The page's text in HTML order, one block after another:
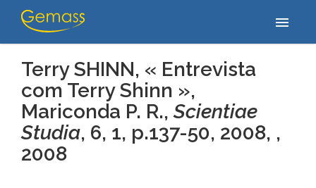
menu
Accueil/Publications
Mariconda P. R., Scientiae Studia, 6, 1,…
Terry SHINN, « Entrevista
com Terry Shinn »,
Mariconda P. R.,Scientiae
Studia, 6, 1, p.137-50, 2008, ,
2008